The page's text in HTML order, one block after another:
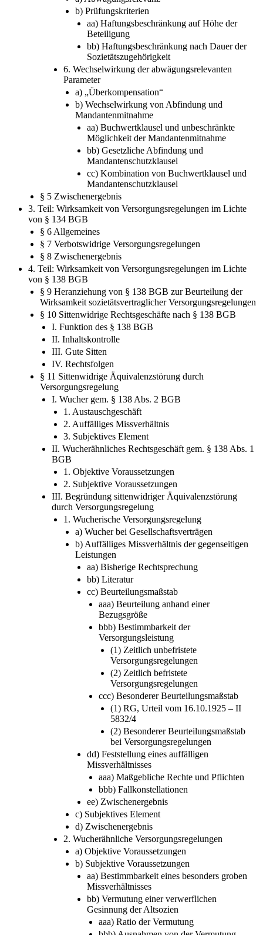
5. Haftungsbeschränkung
a) Abwägungsrelevanz
b) Prüfungskriterien
aa) Haftungsbeschränkung auf Höhe der
Beteiligung
bb) Haftungsbeschränkung nach Dauer der
Sozietätszugehörigkeit
6. Wechselwirkung der abwägungsrelevanten
Parameter
a) „Überkompensation“
b) Wechselwirkung von Abfindung und
Mandantenmitnahme
aa) Buchwertklausel und unbeschränkte
Möglichkeit der Mandantenmitnahme
bb) Gesetzliche Abfindung und
Mandantenschutzklausel
cc) Kombination von Buchwertklausel und
Mandantenschutzklausel
§ 5 Zwischenergebnis
3. Teil: Wirksamkeit von Versorgungsregelungen im Lichte
von § 134 BGB
§ 6 Allgemeines
§ 7 Verbotswidrige Versorgungsregelungen
§ 8 Zwischenergebnis
4. Teil: Wirksamkeit von Versorgungsregelungen im Lichte
von § 138 BGB
§ 9 Heranziehung von § 138 BGB zur Beurteilung der
Wirksamkeit sozietätsvertraglicher Versorgungsregelungen
§ 10 Sittenwidrige Rechtsgeschäfte nach § 138 BGB
I. Funktion des § 138 BGB
II. Inhaltskontrolle
III. Gute Sitten
IV. Rechtsfolgen
§ 11 Sittenwidrige Äquivalenzstörung durch
Versorgungsregelung
I. Wucher gem. § 138 Abs. 2 BGB
1. Austauschgeschäft
2. Auffälliges Missverhältnis
3. Subjektives Element
II. Wucherähnliches Rechtsgeschäft gem. § 138 Abs. 1
BGB
1. Objektive Voraussetzungen
2. Subjektive Voraussetzungen
III. Begründung sittenwidriger Äquivalenzstörung
durch Versorgungsregelung
1. Wucherische Versorgungsregelung
a) Wucher bei Gesellschaftsverträgen
b) Auffälliges Missverhältnis der gegenseitigen
Leistungen
aa) Bisherige Rechtsprechung
bb) Literatur
cc) Beurteilungsmaßstab
aaa) Beurteilung anhand einer
Bezugsgröße
bbb) Bestimmbarkeit der
Versorgungsleistung
(1) Zeitlich unbefristete
Versorgungsregelungen
(2) Zeitlich befristete
Versorgungsregelungen
ccc) Besonderer Beurteilungsmaßstab
(1) RG, Urteil vom 16.10.1925 – II
5832/4
(2) Besonderer Beurteilungsmaßstab
bei Versorgungsregelungen
dd) Feststellung eines auffälligen
Missverhältnisses
aaa) Maßgebliche Rechte und Pflichten
bbb) Fallkonstellationen
ee) Zwischenergebnis
c) Subjektives Element
d) Zwischenergebnis
2. Wucherähnliche Versorgungsregelungen
a) Objektive Voraussetzungen
b) Subjektive Voraussetzungen
aa) Bestimmbarkeit eines besonders groben
Missverhältnisses
bb) Vermutung einer verwerflichen
Gesinnung der Altsozien